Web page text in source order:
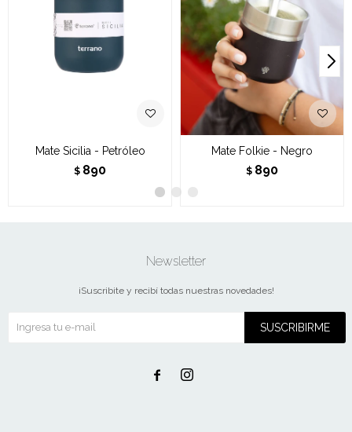
Mate Sicilia - Petróleo
$ 890
Mate Folkie - Negro
$ 890
Newsletter
¡Suscribite y recibí todas nuestras novedades!
SUSCRIBIRME
 